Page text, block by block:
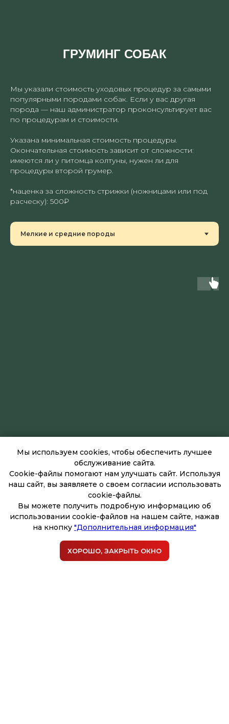
ГРУМИНГ СОБАК
Мы указали стоимость уходовых процедур за самыми
популярными породами собак. Если у вас другая
порода — наш администратор проконсультирует вас
по процедурам и стоимости.
Указана минимальная стоимость процедуры.
Окончательная стоимость зависит от сложности:
имеются ли у питомца колтуны, нужен ли для
процедуры второй грумер.
*наценка за сложность стрижки (ножницами или под
расческу): 500₽
Шпиц
Гигиена с мытьем — от 1700₽
Комплекс — от 2100₽
Мы используем cookies, чтобы обеспечить лучшее
обслуживание сайта.
Cookie-файлы помогают нам улучшать сайт. Используя
наш сайт, вы заявляете о своем согласии использовать
cookie-файлы.
Вы можете получить подробную информацию об
использовании cookie-файлов на нашем сайте, нажав
на кнопку "Дополнительная информация"
ХОРОШО, ЗАКРЫТЬ ОКНО